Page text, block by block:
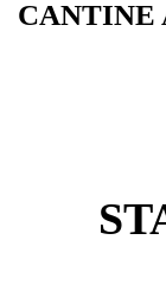
CANTINE